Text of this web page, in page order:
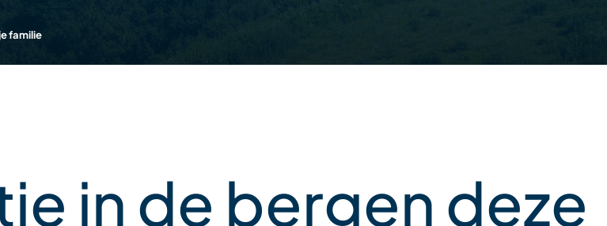
familie
in de bergen deze